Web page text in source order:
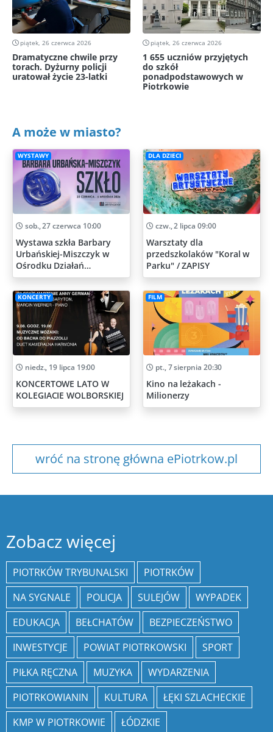
piątek, 26 czerwca 2026
Dramatyczne chwile przy
torach. Dyżurny policji
uratował życie 23-latki
piątek, 26 czerwca 2026
1 655 uczniów przyjętych
do szkół
ponadpodstawowych w
Piotrkowie
A może w miasto?
WYSTAWY
sob., 27 czerwca 10:00
Wystawa szkła Barbary
Urbańskiej-Miszczyk w
Ośrodku Działań
Artystycznych
DLA DZIECI
czw., 2 lipca 09:00
Warsztaty dla
przedszkolaków "Koral w
Parku" / ZAPISY
KONCERTY
niedz., 19 lipca 19:00
KONCERTOWE LATO W
KOLEGIACIE WOLBORSKIEJ
FILM
pt., 7 sierpnia 20:30
Kino na leżakach -
Milionerzy
wróć na stronę główna ePiotrkow.pl
Zobacz więcej
PIOTRKÓW TRYBUNALSKI
PIOTRKÓW
NA SYGNALE
POLICJA SULEJÓW
WYPADEK
EDUKACJA
BEŁCHATÓW
BEZPIECZEŃSTWO
INWESTYCJE
POWIAT PIOTRKOWSKI
SPORT
PIŁKA RĘCZNA
MUZYKA
WYDARZENIA
PIOTRKOWIANIN
KULTURA
ŁĘKI SZLACHECKIE
KMP W PIOTRKOWIE
ŁÓDZKIE